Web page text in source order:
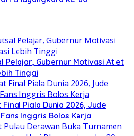
Pelajar, Gubernur Motivasi Atlet
Tinggi
Piala Dunia 2026, Jude
Inggris Bolos Kerja